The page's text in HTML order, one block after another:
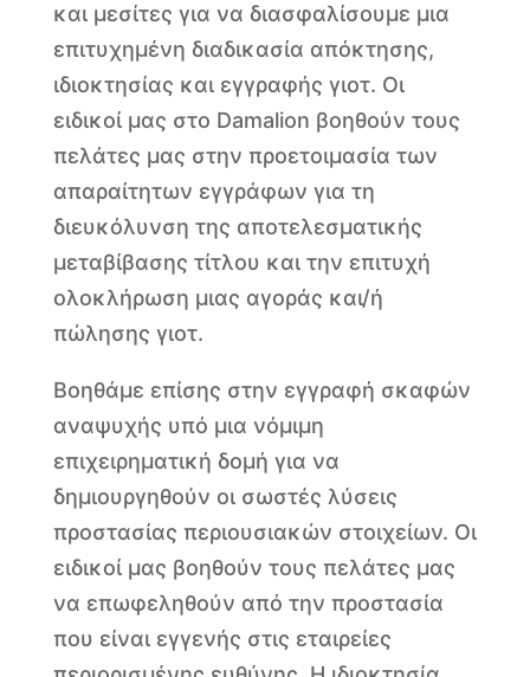
και μεσίτες για να διασφαλίσουμε μια
επιτυχημένη διαδικασία απόκτησης,
ιδιοκτησίας και εγγραφής γιοτ. Οι
ειδικοί μας στο Damalion βοηθούν τους
πελάτες μας στην προετοιμασία των
απαραίτητων εγγράφων για τη
διευκόλυνση της αποτελεσματικής
μεταβίβασης τίτλου και την επιτυχή
ολοκλήρωση μιας αγοράς και/ή
πώλησης γιοτ.
Βοηθάμε επίσης στην εγγραφή σκαφών
αναψυχής υπό μια νόμιμη
επιχειρηματική δομή για να
δημιουργηθούν οι σωστές λύσεις
προστασίας περιουσιακών στοιχείων. Οι
ειδικοί μας βοηθούν τους πελάτες μας
να επωφεληθούν από την προστασία
που είναι εγγενής στις εταιρείες